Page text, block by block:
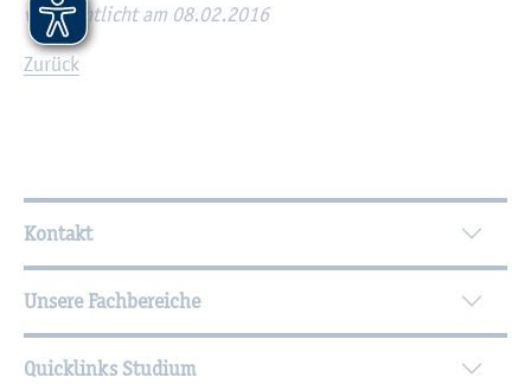
ver­öf­fent­licht am 08.02.2016
Zu­rück
Wei­ter­füh­ren­de In­for­ma­tio­nen
Kontakt
Unsere Fachbereiche
Quicklinks Studium